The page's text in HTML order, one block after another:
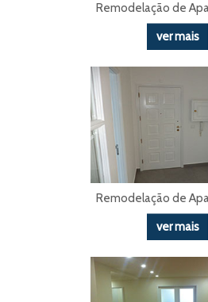
Remodelação de
ver mais
Remodelação de
ver mais